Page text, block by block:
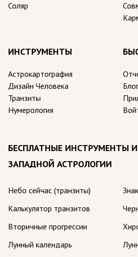
Соляр
ИНСТРУМЕНТЫ
Астрокартография
Дизайн Человека
Транзиты
Нумерология
Блог
БЕСПЛАТНЫЕ ИНСТРУМЕНТЫ
ЗАПАДНОЙ АСТРОЛОГИИ
Небо сейчас (транзиты)
Калькулятор транзитов
Вторичные прогрессии
Лунный календарь